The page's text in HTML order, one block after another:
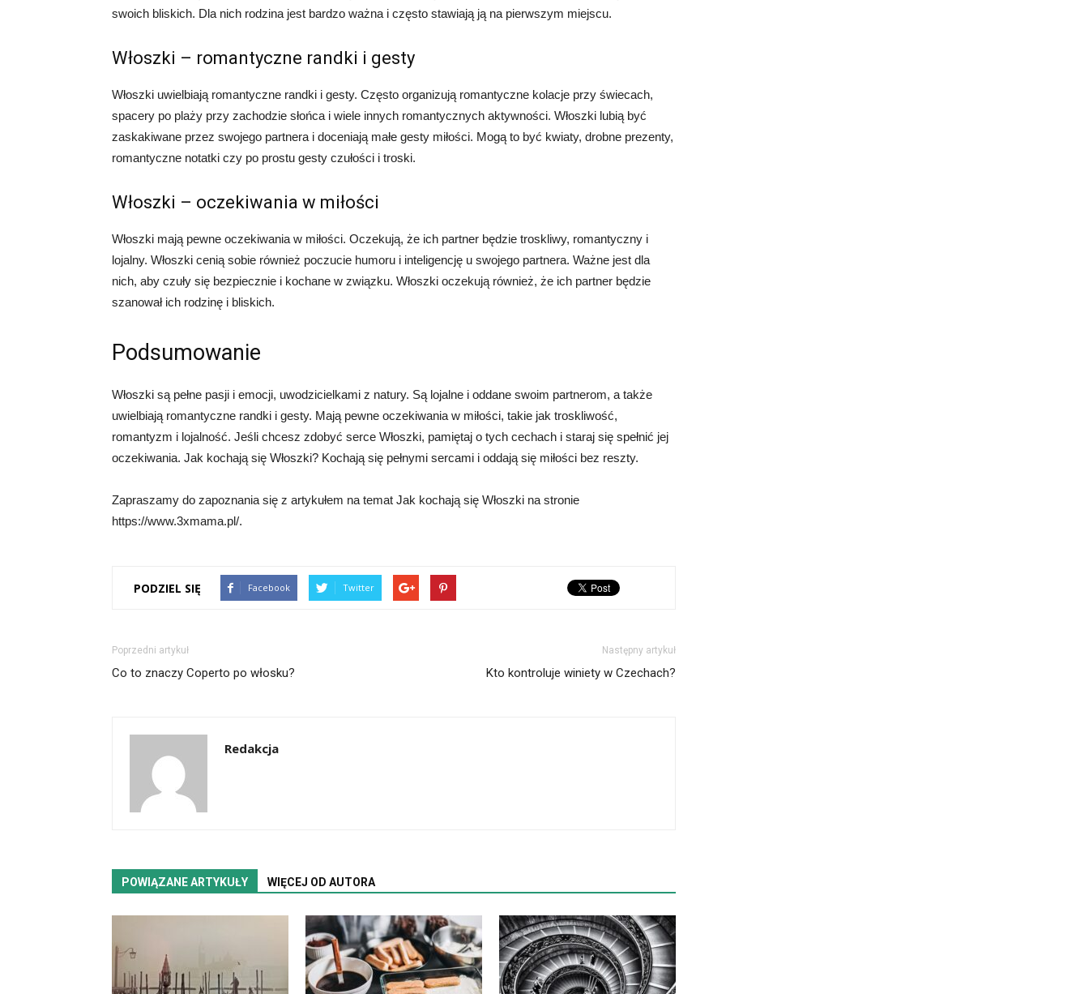
swoich bliskich. Dla nich rodzina jest bardzo ważna i często stawiają ją na pierwszym miejscu.
Włoszki – romantyczne randki i gesty
Włoszki uwielbiają romantyczne randki i gesty. Często organizują romantyczne kolacje przy świecach,
spacery po plaży przy zachodzie słońca i wiele innych romantycznych aktywności. Włoszki lubią być
zaskakiwane przez swojego partnera i doceniają małe gesty miłości. Mogą to być kwiaty, drobne prezenty,
romantyczne notatki czy po prostu gesty czułości i troski.
Włoszki – oczekiwania w miłości
Włoszki mają pewne oczekiwania w miłości. Oczekują, że ich partner będzie troskliwy, romantyczny i
lojalny. Włoszki cenią sobie również poczucie humoru i inteligencję u swojego partnera. Ważne jest dla
nich, aby czuły się bezpiecznie i kochane w związku. Włoszki oczekują również, że ich partner będzie
szanował ich rodzinę i bliskich.
Podsumowanie
Włoszki są pełne pasji i emocji, uwodzicielkami z natury. Są lojalne i oddane swoim partnerom, a także
uwielbiają romantyczne randki i gesty. Mają pewne oczekiwania w miłości, takie jak troskliwość,
romantyzm i lojalność. Jeśli chcesz zdobyć serce Włoszki, pamiętaj o tych cechach i staraj się spełnić jej
oczekiwania. Jak kochają się Włoszki? Kochają się pełnymi sercami i oddają się miłości bez reszty.
Zapraszamy do zapoznania się z artykułem na temat Jak kochają się Włoszki na stronie
https://www.3xmama.pl/.
PODZIEL SIĘ Facebook Twitter
Poprzedni artykuł
Co to znaczy Coperto po włosku?
Następny artykuł
Kto kontroluje winiety w Czechach?
Redakcja
POWIĄZANE ARTYKUŁY WIĘCEJ OD AUTORA